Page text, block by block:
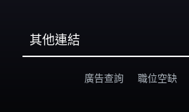
其他連結
廣告查詢 職位空缺